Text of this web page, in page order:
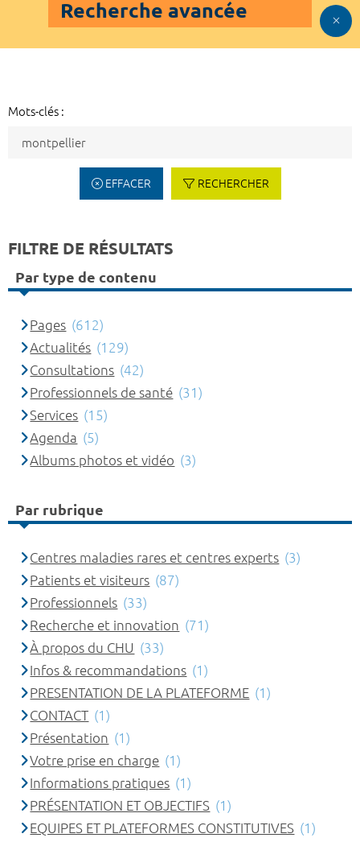
Recherche avancée
Mots-clés :
EFFACER RECHERCHER
FILTRE DE RÉSULTATS
Par type de contenu
Pages (612)
Actualités (129)
Consultations (42)
Professionnels de santé (31)
Services (15)
Agenda (5)
Albums photos et vidéo (3)
Par rubrique
Centres maladies rares et centres experts (3)
Patients et visiteurs (87)
Professionnels (33)
Recherche et innovation (71)
À propos du CHU (33)
Infos & recommandations (1)
PRESENTATION DE LA PLATEFORME (1)
CONTACT (1)
Présentation (1)
Votre prise en charge (1)
Informations pratiques (1)
PRÉSENTATION ET OBJECTIFS (1)
EQUIPES ET PLATEFORMES CONSTITUTIVES (1)